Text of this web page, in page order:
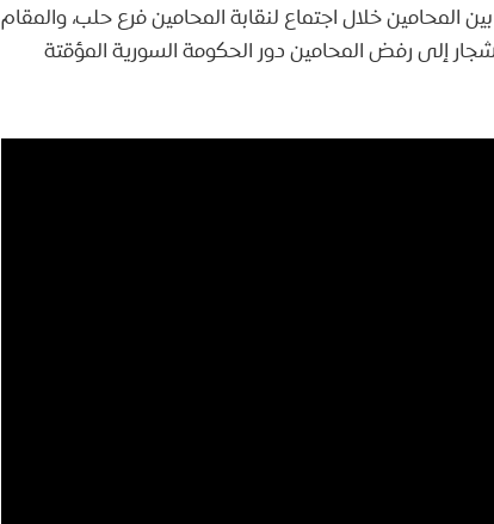
المحامين خلال اجتماع لنقابة المحامين فرع حلب، والمقام
إلى رفض المحامين دور الحكومة السورية المؤقتة